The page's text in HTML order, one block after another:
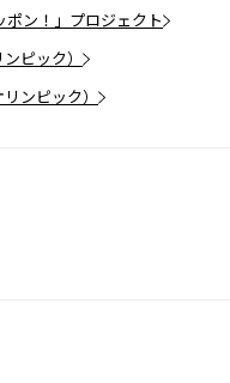
ン！」プロジェクト
ピック）
ンピック）